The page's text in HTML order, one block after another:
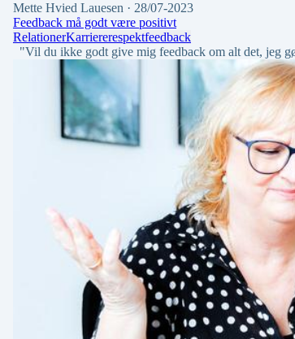
Mette Hvied Lauesen · 28/07-2023
Feedback må godt være positivt
RelationerKarriererespektfeedback
"Vil du ikke godt give mig feedback om alt det, jeg